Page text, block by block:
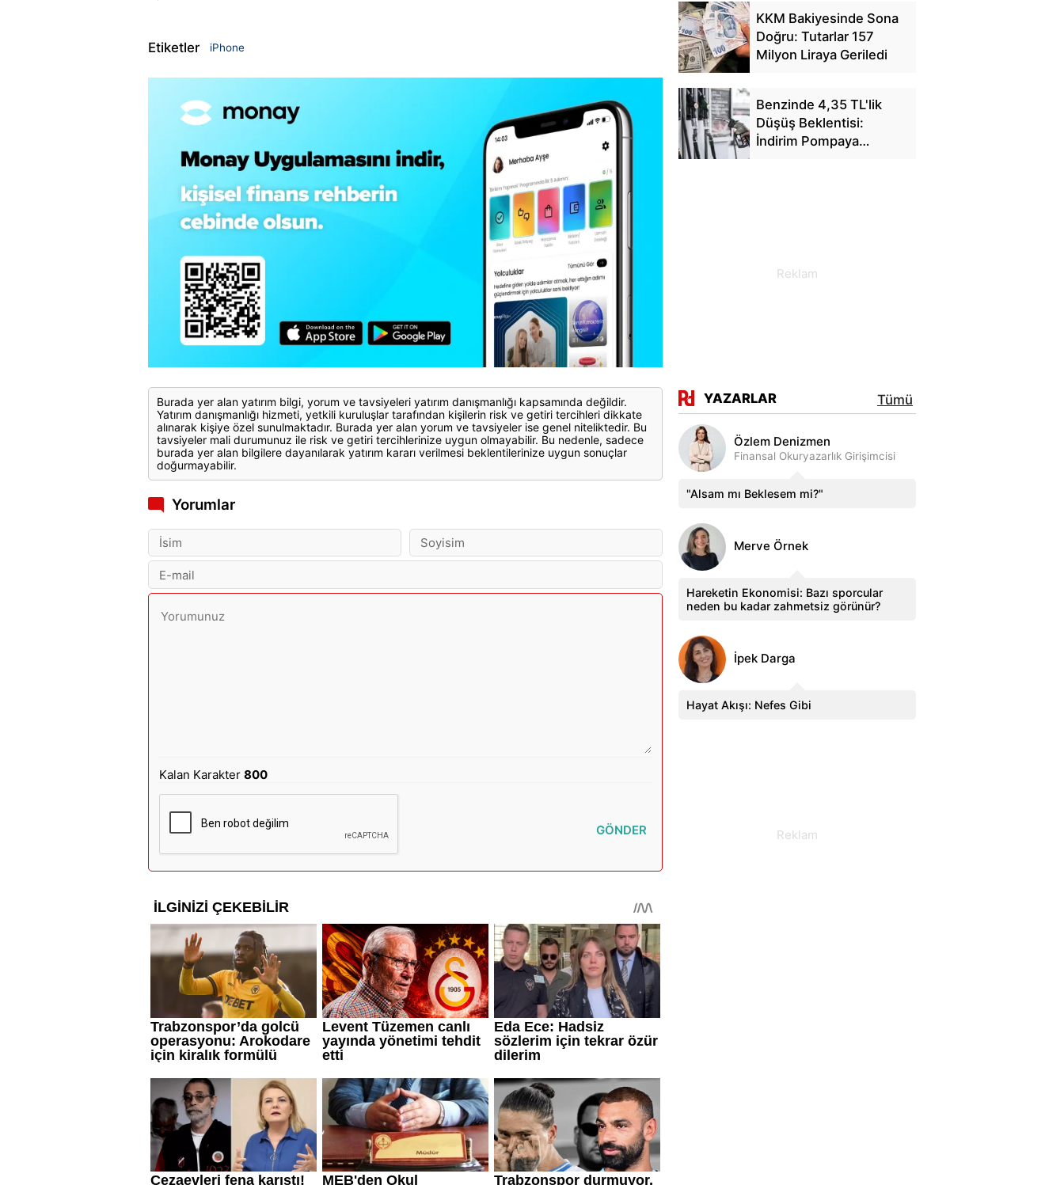
Etiketler iPhone
Burada yer alan yatırım bilgi, yorum ve tavsiyeleri yatırım danışmanlığı kapsamında değildir.
Yatırım danışmanlığı hizmeti, yetkili kuruluşlar tarafından kişilerin risk ve getiri tercihleri dikkate
alınarak kişiye özel sunulmaktadır. Burada yer alan yorum ve tavsiyeler ise genel niteliktedir. Bu
tavsiyeler mali durumunuz ile risk ve getiri tercihlerinize uygun olmayabilir. Bu nedenle, sadece
burada yer alan bilgilere dayanılarak yatırım kararı verilmesi beklentilerinize uygun sonuçlar
doğurmayabilir.
Yorumlar
Kalan Karakter800
GÖNDER
KKM Bakiyesinde Sona
Doğru: Tutarlar 157
Milyon Liraya Geriledi
Benzinde 4,35 TL'lik
Düşüş Beklentisi:
İndirim Pompaya
YAZARLAR Tümü
Özlem Denizmen
Finansal Okuryazarlık Girişimcisi
"Alsam mı Beklesem mi?"
Merve Örnek
Hareketin Ekonomisi: Bazı sporcular
neden bu kadar zahmetsiz görünür?
İpek Darga
Hayat Akışı: Nefes Gibi